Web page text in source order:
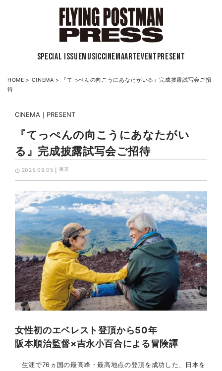
SPECIAL ISSUEMUSICCINEMAARTEVENTPRESENT
HOME > CINEMA >
『てっぺんの向こうにあなたがいる』完成披露試写会ご招
待
CINEMA PRESENT
『てっぺんの向こうにあなたがい
る』完成披露試写会ご招待
2025.09.05 東京
女性初のエベレスト登頂から50年
阪本順治監督×吉永小百合による冒険譚
生涯で76ヵ国の最高峰・最高地点の登頂を成功した、日本を